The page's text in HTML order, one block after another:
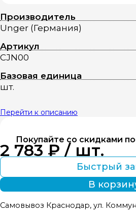
Производитель
Unger (Германия)
Артикул
CJN00
Базовая единица
шт.
Перейти к описанию
Покупайте со скидками
2 783 ₽ / шт.
Быстрый
В
Самовывоз Краснодар, ул.